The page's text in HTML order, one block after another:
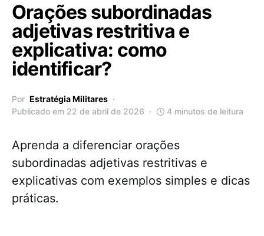
Orações subordinadas
adjetivas restritiva e
explicativa: como
identificar?
Por Estratégia Militares
Publicado em 22 de abril de 2026
4 minutos de leitura
Aprenda a diferenciar orações
subordinadas adjetivas restritivas e
explicativas com exemplos simples e dicas
práticas.